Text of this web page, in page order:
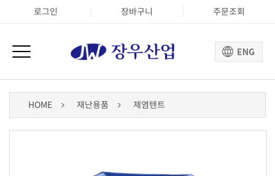
로그인 장바구니 주문조회
HOME 재난용품 제염텐트